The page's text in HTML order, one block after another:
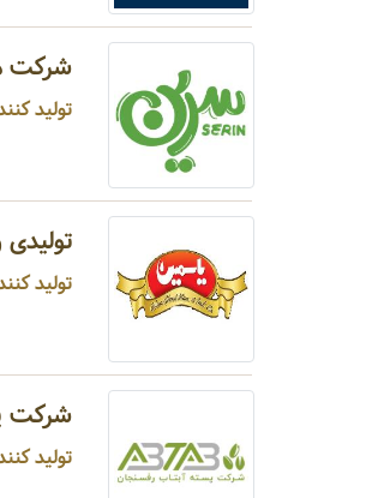
شرکت
تولید
تولید
شرکت
تولید